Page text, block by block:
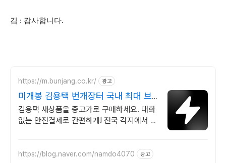
김 : 감사합니다.
https://m.bunjang.co.kr/ 광고
미개봉 김용택 번개장터 국내 최대 브
랜드 중고거래
김용택 새상품을 중고가로 구매하세요. 대화
없는 안전결제로 간편하게! 전국 각지에서 올
https://blog.naver.com/namdo4070 광고